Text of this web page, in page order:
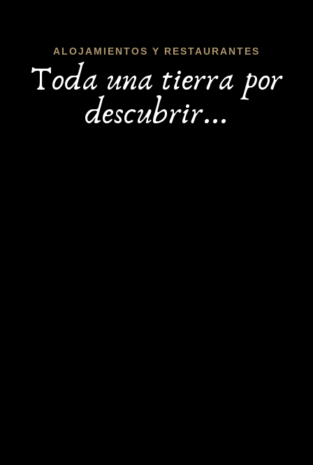
ALOJAMIENTOS Y RESTAURANTES
Toda una tierra por
descubrir...